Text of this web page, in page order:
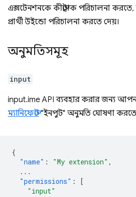
এক্সটেনশনকে কীস্ট্রোক পরিচালনা
প্রার্থী উইন্ডো পরিচালনা করতে দেয়।
অনুমতিসমূহ
input
input.ime API ব্যবহার করার জন্য
ম্যানিফেস্টে"ইনপুট" অনুমতি ঘোষণা করতে
{
"name" : "My extension" ,
...
"permissions" :
[
"input"